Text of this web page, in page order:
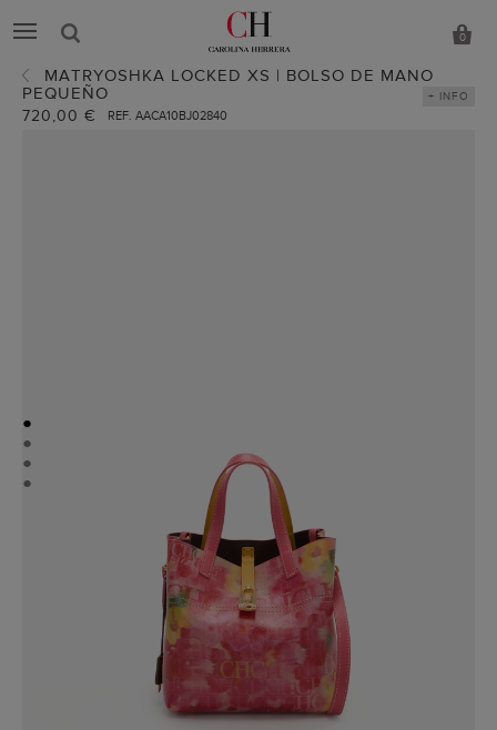
0
MATRYOSHKA LOCKED XS | BOLSO DE MANO
PEQUEÑO
720,00 € REF. AACA10BJ02840
+ INFO
●
●
●
●